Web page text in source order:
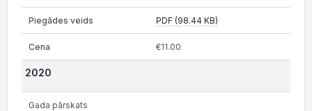
PDF (98.44 KB)
€11.00
2020
Gada pārskats